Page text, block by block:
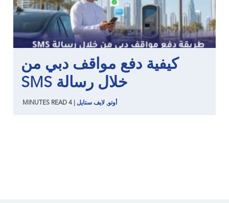
كيفية دفع مواقف دبي من
خلال رسالة SMS
أوتو, لايف ستايل 4
MINUTES READ